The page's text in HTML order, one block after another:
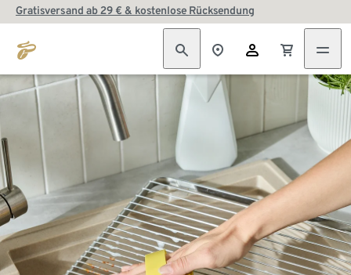
Gratisversand ab 29 € & kostenlose Rücksendung